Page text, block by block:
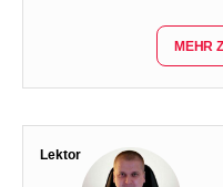
MEHR
Lektor